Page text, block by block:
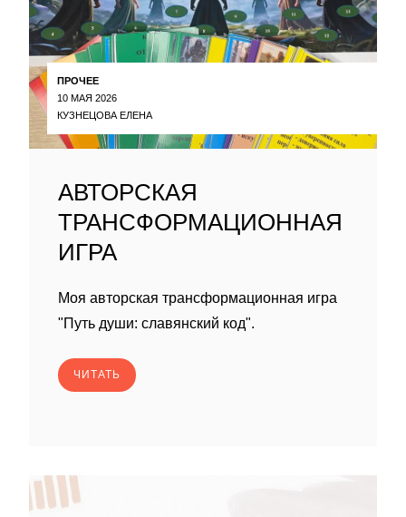
ПРОЧЕЕ
10 МАЯ 2026
КУЗНЕЦОВА ЕЛЕНА
АВТОРСКАЯ
ТРАНСФОРМАЦИОННАЯ
ИГРА
Моя авторская трансформационная игра
"Путь души: славянский код".
ЧИТАТЬ